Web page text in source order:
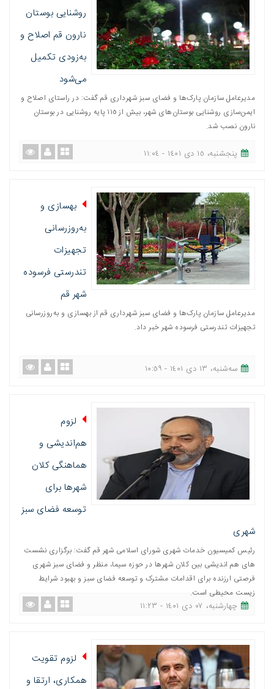
روشنایی بوستان
نارون قم اصلاح و
به‌زودی تکمیل
می‌شود
مدیرعامل سازمان پارک‌ها و فضای سبز شهرداری قم گفت: در راستای اصلاح و
ایمن‌سازی روشنایی بوستان‌های شهر، بیش از ١١٥ پایه روشنایی در بوستان
نارون نصب شد.
پنجشنبه، ١٥ دی ١٤٠١ - ١١:٠٤
بهسازی و
به‌روزرسانی
تجهیزات
تندرستی فرسوده
شهر قم
مدیرعامل سازمان پارک‌ها و فضای سبز شهرداری قم از بهسازی و به‌روزرسانی
تجهیزات تندرستی فرسوده شهر خبر داد.
ﺳﻪشنبه، ١٣ دی ١٤٠١ - ١٠:٥٩
لزوم
هم‌اندیشی و
هماهنگی کلان
شهرها برای
توسعه فضای سبز
شهری
رئیس کمیسیون خدمات شهری شورای اسلامی شهر قم گفت: برگزاری نشست
های هم اندیشی بین کلان شهرها در حوزه سیما، منظر و فضای سبز شهری
فرصتی ارزنده برای اقدامات مشترک و توسعه فضای سبز و بهبود شرایط
زیست محیطی است.
چهارشنبه، ٠٧ دی ١٤٠١ - ١١:٢٣
لزوم تقویت
همکاری، ارتقا و